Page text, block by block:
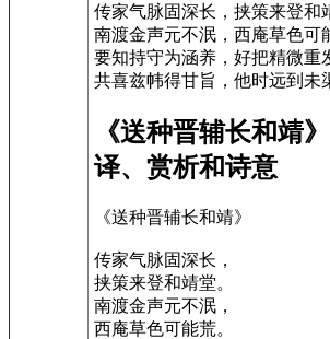
传家气脉固深长，挟策来登和
南渡金声元不泯，西庵草色可
要知持守为涵养，好把精微重
共喜兹帏得甘旨，他时远到未
《送种晋辅长和靖
译、赏析和诗意
《送种晋辅长和靖》
传家气脉固深长，
挟策来登和靖堂。
南渡金声元不泯，
西庵草色可能荒。